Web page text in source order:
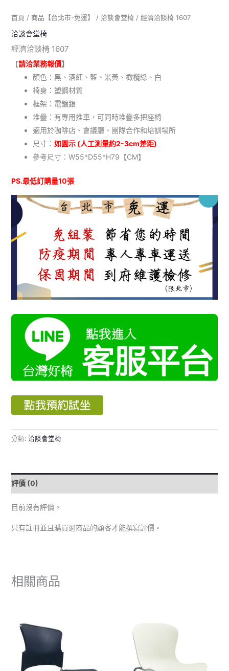
首頁 / 商品【台北市-免運】 / 洽談會堂椅/ 經濟洽談椅 1607
洽談會堂椅
經濟洽談椅 1607
【請洽業務報價】
顏色：黑、酒紅、藍、米黃、橄欖綠、白
椅身：塑鋼材質
框架：電鍍銀
堆疊：有專用推車，可同時堆疊多把座椅
適用於咖啡店、會議廳、團隊合作和培訓場所
尺寸： 如圖示 (人工測量約2-3cm差距)
參考尺寸：W55*D55*H79【CM】
PS.最低訂購量10張
分類: 洽談會堂椅
評價 (0)
目前沒有評價。
只有註冊並且購買過商品的顧客才能撰寫評價。
相關商品